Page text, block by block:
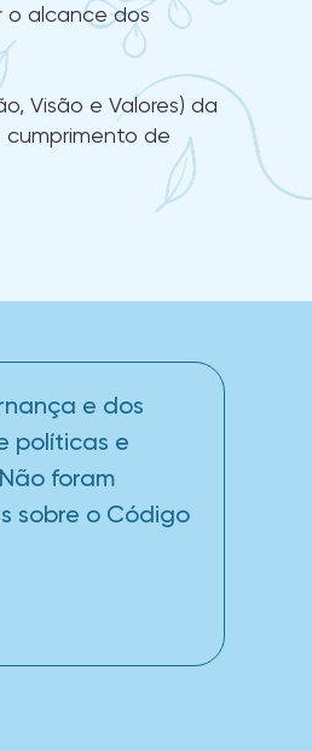
o alcance dos
Visão e Valores) da
de
e dos
políticas e
foram
sobre o Código